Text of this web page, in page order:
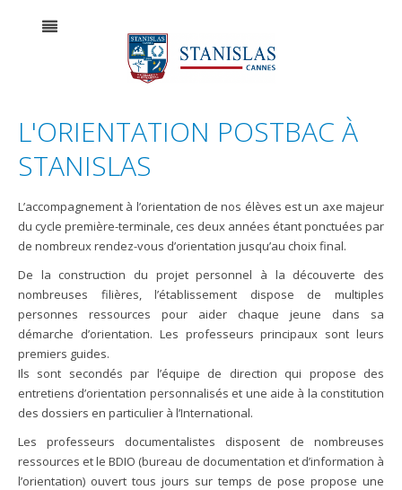
L'ORIENTATION POSTBAC À
STANISLAS
L’accompagnement à l’orientation de nos élèves est un axe majeur
du cycle première-terminale, ces deux années étant ponctuées par
de nombreux rendez-vous d’orientation jusqu’au choix final.
De la construction du projet personnel à la découverte des
nombreuses filières, l’établissement dispose de multiples
personnes ressources pour aider chaque jeune dans sa
démarche d’orientation. Les professeurs principaux sont leurs
premiers guides.
Ils sont secondés par l’équipe de direction qui propose des
entretiens d’orientation personnalisés et une aide à la constitution
des dossiers en particulier à l’International.
Les professeurs documentalistes disposent de nombreuses
ressources et le BDIO (bureau de documentation et d’information à
l’orientation) ouvert tous jours sur temps de pose propose une